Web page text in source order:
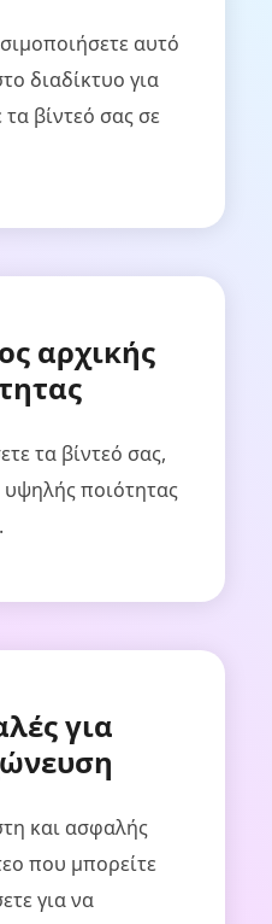
αυτό
διαδίκτυο για
βίντεό σας σε
αρχικής
τα βίντεό σας,
υψηλής ποιότητας
για
και ασφαλής
που μπορείτε
για να